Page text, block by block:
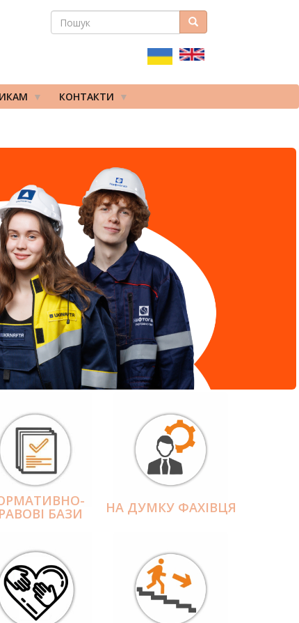
ПОШУКОВА
ПОШУК Пошук
КОНТАКТИ
БАЗИ НА ДУМКУ ФАХІВЦЯ